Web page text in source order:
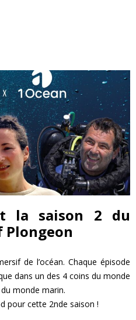
la saison 2 du
Plongeon
de l’océan. Chaque épisode
dans un des 4 coins du monde
monde marin.
pour cette 2nde saison !